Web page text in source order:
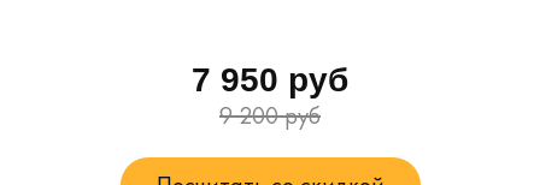
7 950 руб
9 200 руб